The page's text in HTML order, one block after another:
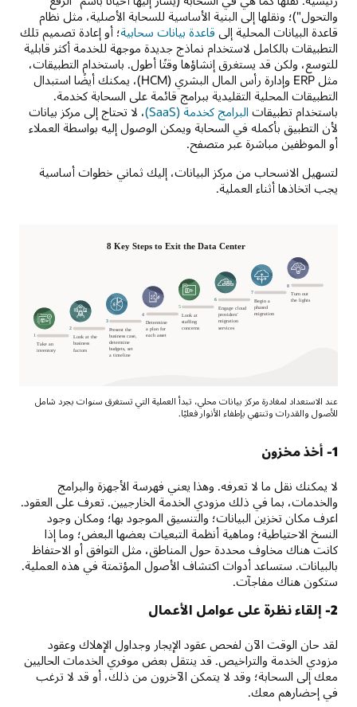
والتحول")؛ ونقلها إلى البنية الأساسية للسحابة الأصلية، مثل نظام
قاعدة البيانات المحلية إلى قاعدة بيانات سحابية؛ أو إعادة تصميم تلك
التطبيقات بالكامل لاستخدام نماذج جديدة موجهة للخدمة أكثر قابلية
للتوسع، ولكن قد يستغرق إنشاؤها وقتًا أطول. باستخدام التطبيقات،
مثل ERP وإدارة رأس المال البشري (HCM)، يمكنك أيضًا استبدال
التطبيقات المحلية التقليدية ببرامج قائمة على السحابة كخدمة.
باستخدام تطبيقات البرامج كخدمة (SaaS)
، لا تحتاج إلى مركز بيانات
لأن التطبيق بأكمله في السحابة ويمكن الوصول إليه بواسطة العملاء
أو الموظفين مباشرة عبر متصفح.
لتسهيل الانسحاب من مركز البيانات، إليك ثماني خطوات أساسية
يجب اتخاذها أثناء العملية.
عند الاستعداد لمغادرة مركز بيانات محلي، تبدأ العملية التي تستغرق سنوات بجرد شامل
للأصول والقدرات وتنتهي بإطفاء الأنوار فعليًا.
1- أخذ مخزون
لا يمكنك نقل ما لا تعرفه. وهذا يعني فهرسة الأجهزة والبرامج
والخدمات، بما في ذلك مزودي الخدمة الخارجيين. تعرف على العقود.
اعرف مكان تخزين البيانات؛ والتنسيق الموجود بها؛ ومكان وجود
النسخ الاحتياطية؛ وماهية أنظمة التبعيات بعضها البعض؛ وما إذا
كانت هناك مخاوف محددة حول المناطق، مثل التوافق أو الاحتفاظ
بالبيانات. ستساعد أدوات اكتشاف الأصول المؤتمتة في هذه العملية.
ستكون هناك مفاجآت.
2- إلقاء نظرة على عوامل الأعمال
لقد حان الوقت الآن لفحص عقود الإيجار وجداول الإهلاك وعقود
مزودي الخدمة والتراخيص. قد ينتقل بعض موفري الخدمات الحاليين
معك إلى السحابة؛ وقد لا يتمكن الآخرون من ذلك، أو قد لا ترغب
في إحضارهم معك.